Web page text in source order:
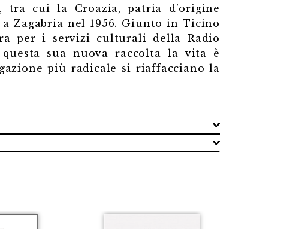
tra cui la Croazia, patria d’origine
Zagabria nel 1956. Giunto in Ticino
per i servizi culturali della Radio
sua nuova raccolta la vita è
più radicale si riaffacciano la